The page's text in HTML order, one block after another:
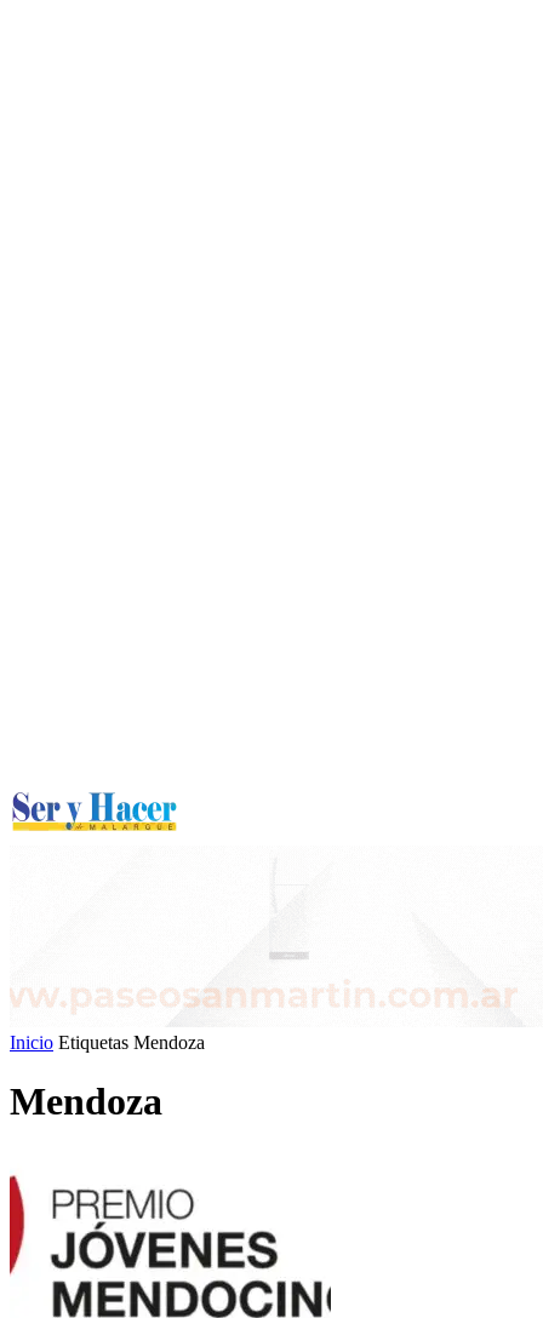
Inicio Etiquetas Mendoza
Mendoza